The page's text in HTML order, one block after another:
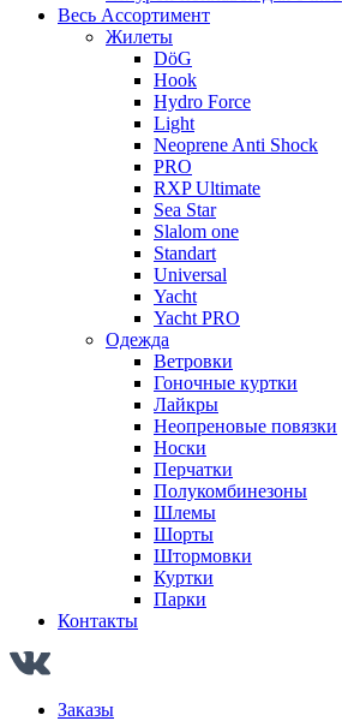
Весь Ассортимент
Жилеты
DöG
Hook
Hydro Force
Light
Neoprene Anti Shock
PRO
RXP Ultimate
Sea Star
Slalom one
Standart
Universal
Yacht
Yacht PRO
Одежда
Ветровки
Гоночные куртки
Лайкры
Неопреновые повязки
Носки
Перчатки
Полукомбинезоны
Шлемы
Шорты
Штормовки
Куртки
Парки
Контакты
Заказы